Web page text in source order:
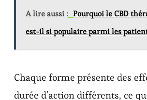
A lire aussi : Pourquoi le CBD
est-il si populaire parmi les
Chaque forme présente des
durée d’action différents, ce